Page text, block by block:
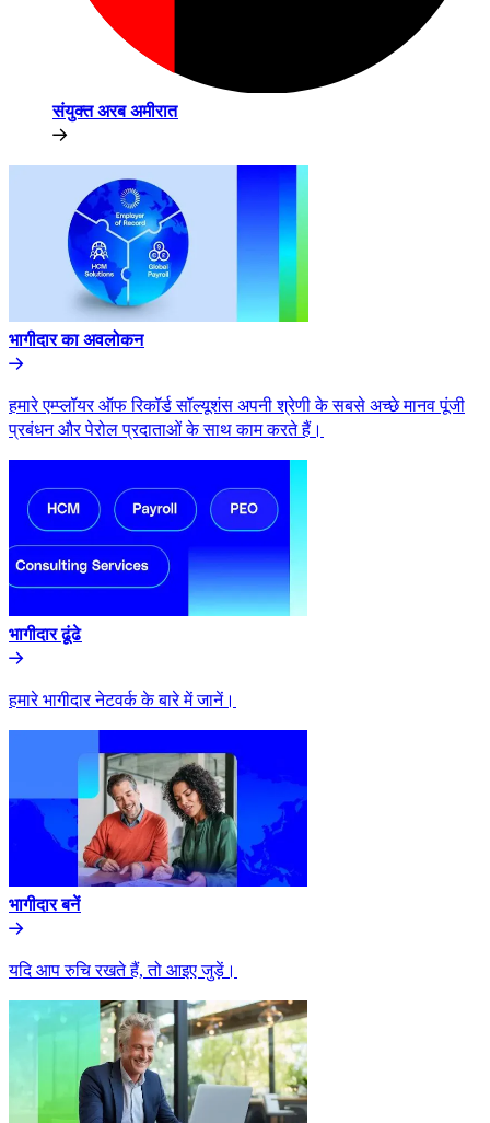
संयुक्त अरब अमीरात​​
भागीदार का अवलोकन​​
हमारे एम्प्लॉयर ऑफ रिकॉर्ड सॉल्यूशंस अपनी श्रेणी के सबसे अच्छे मानव पूंजी
प्रबंधन और पेरोल प्रदाताओं के साथ काम करते हैं।​​
भागीदार ढूंढे​​
हमारे भागीदार नेटवर्क के बारे में जानें।​​
भागीदार बनें​​
यदि आप रुचि रखते हैं, तो आइए जुड़ें।​​